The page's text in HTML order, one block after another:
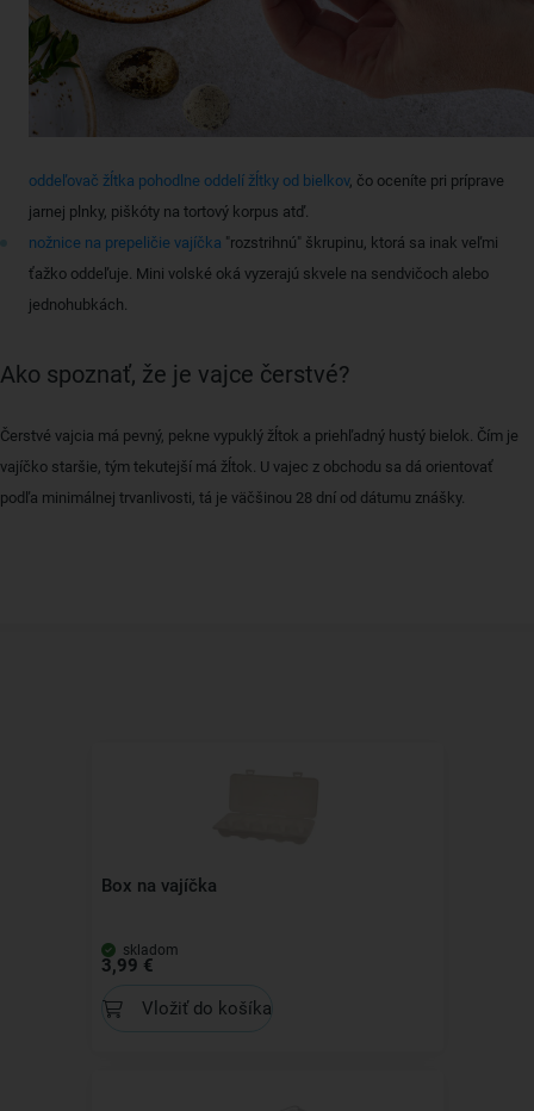
oddeľovač žĺtka pohodlne oddelí žĺtky od bielkov, čo oceníte pri príprave
jarnej plnky, piškóty na tortový korpus atď.
nožnice na prepeličie vajíčka "rozstrihnú" škrupinu, ktorá sa inak veľmi
ťažko oddeľuje. Mini volské oká vyzerajú skvele na sendvičoch alebo
jednohubkách.
Ako spoznať, že je vajce čerstvé?
Čerstvé vajcia má pevný, pekne vypuklý žĺtok a priehľadný hustý bielok. Čím je
vajíčko staršie, tým tekutejší má žĺtok. U vajec z obchodu sa dá orientovať
podľa minimálnej trvanlivosti, tá je väčšinou 28 dní od dátumu znášky.
Box na vajíčka
skladom
3,99 €
Vložiť do košíka